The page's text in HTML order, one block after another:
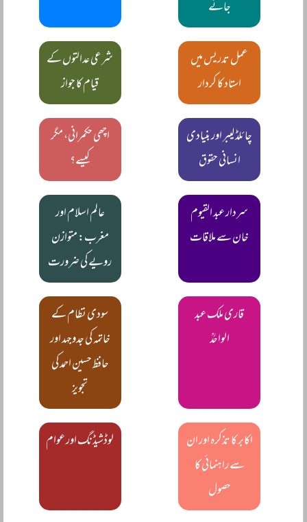
جائے
عمل تدریس میں
استاد کا کردار
شرعی عدالتوں کے
قیام کا جواز
چائلڈ لیبر اور بنیادی
انسانی حقوق
اچھی حکمرانی، مگر
کیسے؟
سردار عبد القیوم
خان سے ملاقات
عالم اسلام اور
مغرب: متوازن
رویے کی ضرورت
قاری ملک عبد
الواحدؒ
سودی نظام کے
خاتمہ کی جدوجہد اور
حافظ حسین احمد کی
تجویز
اکابر کا تذکرہ اور ان
سے راہنمائی کا
حصول
لوڈشیڈنگ اور عوام